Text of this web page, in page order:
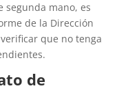
segunda mano, es
de la Dirección
que no tenga
de